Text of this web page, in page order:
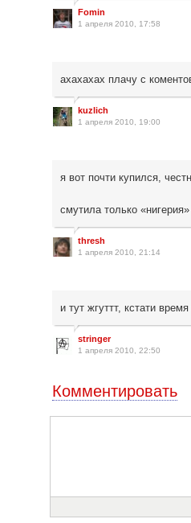
Fomin
1 апреля 2010, 17:58
ахахахах плачу с
kuzlich
1 апреля 2010, 19:00
я вот почти купился,
смутила только
thresh
1 апреля 2010, 21:14
и тут жгуттт, кстати
stringer
1 апреля 2010, 22:50
Комментировать